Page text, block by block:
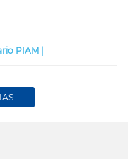
PIAM |